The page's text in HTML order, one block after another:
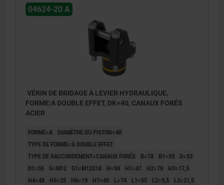
04624-20 A
VÉRIN DE BRIDAGE À LEVIER HYDRAULIQUE,
FORME:A DOUBLE EFFET, DK=40, CANAUX FORÉS
ACIER
FORME=A
DIAMÈTRE DU PISTON=40
TYPE DE FORME=À DOUBLE EFFET
TYPE DE RACCORDEMENT=CANAUX FORÉS
B=78 B1=59
D=53
D1=55
G=M12 G1=M12X18 H=50 H1=47 H2=70
H3=17,5
H4=48
H5=25 H6=19 H7=40 L=74 L1=55 L2=9,5
L3=21,5